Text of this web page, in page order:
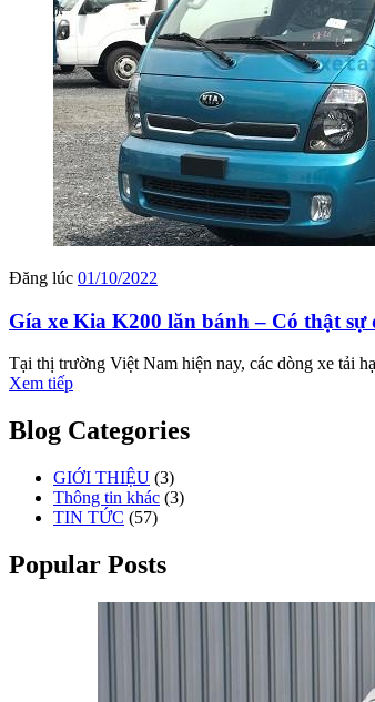
Đăng lúc 01/10/2022
Gía xe Kia K200 lăn bánh – Có thật sự
Tại thị trường Việt Nam hiện nay, các dòng xe tải
Xem tiếp
Blog Categories
GIỚI THIỆU (3)
Thông tin khác (3)
TIN TỨC (57)
Popular Posts